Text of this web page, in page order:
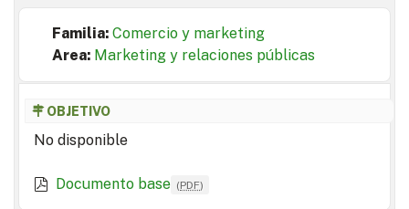
Familia: Comercio y marketing
Area: Marketing y relaciones públicas
OBJETIVO
No disponible
Documento base (PDF)